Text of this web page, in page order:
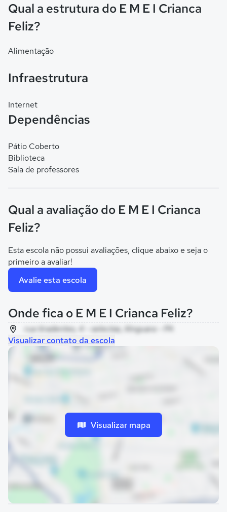
Qual a estrutura do E M E I Crianca
Feliz?
Alimentação
Infraestrutura
Internet
Dependências
Pátio Coberto
Biblioteca
Sala de professores
Qual a avaliação do E M E I Crianca
Feliz?
Esta escola não possui avaliações, clique abaixo e seja o
primeiro a avaliar!
Avalie esta escola
Onde fica o E M E I Crianca Feliz?
rua tiradentes, 4 - selectas, Xinguara - PA
Visualizar contato da escola
Visualizar mapa